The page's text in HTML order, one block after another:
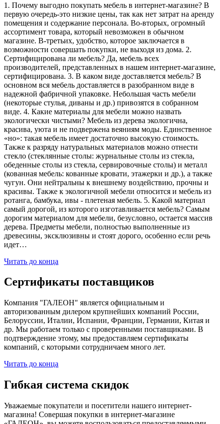
1. Почему выгодно покупать мебель в интернет-магазине? В
первую очередь-это низкие цены, так как нет затрат на аренду
помещения и содержание персонала. Во-вторых, огромный
ассортимент товара, который невозможен в обычном
магазине. В-третьих, удобство, которое заключается в
возможности совершать покупки, не выходя из дома. 2.
Сертифицирована ли мебель? Да, мебель всех
производителей, представленных в нашем интернет-магазине,
сертифицирована. 3. В каком виде доставляется мебель? В
основном вся мебель доставляется в разобранном виде в
надежной фабричной упаковке. Небольшая часть мебели
(некоторые стулья, диваны и др.) привозятся в собранном
виде. 4. Какие материалы для мебели можно назвать
экологически чистыми? Мебель из дерева экологична,
красива, уюта и не подвержена веяниям моды. Единственное
«но»: такая мебель имеет достаточно высокую стоимость.
Также к разряду натуральных материалов можно отнести
стекло (стеклянные столы: журнальные столы из стекла,
обеденные столы из стекла, сервировочные столы) и металл
(кованная мебель: кованные кровати, этажерки и др.), а также
чугун. Они нейтральны к внешнему воздействию, прочны и
красивы. Также к экологичной мебели относится и мебель из
ротанга, бамбука, ивы - плетеная мебель. 5. Какой материал
самый дорогой, из которого изготавливается мебель? Самым
дорогим материалом для мебели, безусловно, остается массив
дерева. Предметы мебели, полностью выполненные из
древесины, эксклюзивны и стоят дорого, особенно если речь
идет…
Читать до конца
Сертификаты поставщиков
Компания "ГАЛЕОН" является официальным и
авторизованным дилером крупнейших компаний России,
Белоруссии, Италии, Испании, Франции, Германии, Китая и
др. Мы работаем только с проверенными поставщиками. В
подтверждение этому, мы предоставляем сертификаты
компаний, с которыми сотрудничаем много лет.
Читать до конца
Гибкая система скидок
Уважаемые покупатели и посетители нашего интернет-
магазина! Совершая покупки в интернет-магазине